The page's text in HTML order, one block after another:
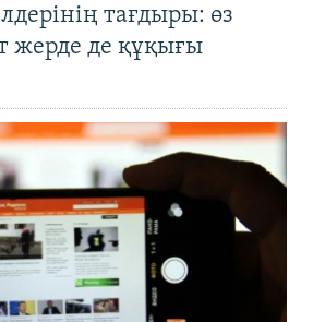
тағдыры: өз
жерде де құқығы